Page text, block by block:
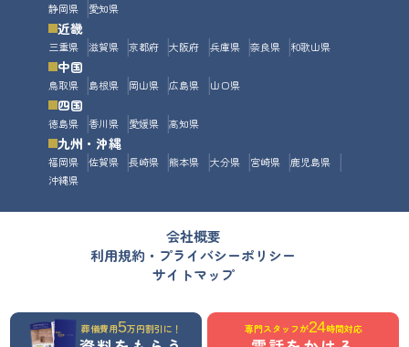
静岡県
愛知県
近畿
三重県 滋賀県 京都府 大阪府 兵庫県 奈良県 和歌山県
中国
鳥取県 島根県 岡山県 広島県 山口県
四国
徳島県 香川県 愛媛県 高知県
九州・沖縄
福岡県 佐賀県 長崎県 熊本県 大分県 宮崎県
鹿児島県
沖縄県
会社概要
利用規約・プライバシーポリシー
サイトマップ
葬儀費用5万円割引に！ 専門スタッフが24時間対応